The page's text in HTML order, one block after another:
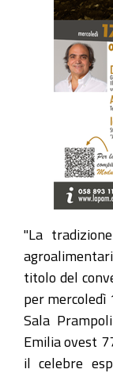
"La
titolo del
per mercoledì
Sala
Emilia ovest
il celebre